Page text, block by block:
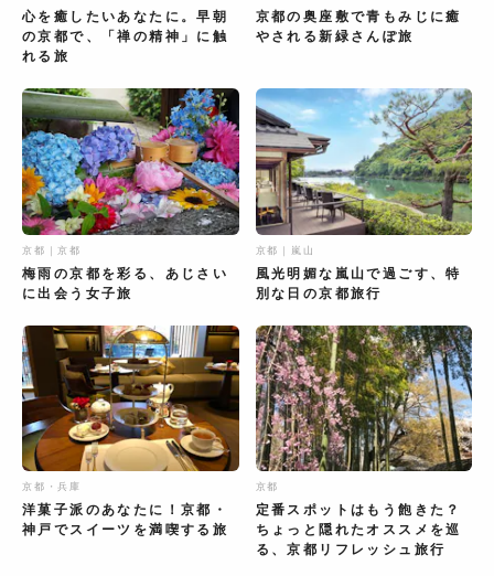
心を癒したいあなたに。早朝
の京都で、「禅の精神」に触
れる旅
京都の奥座敷で青もみじに癒
やされる新緑さんぽ旅
京都｜京都
梅雨の京都を彩る、あじさい
に出会う女子旅
京都｜嵐山
風光明媚な嵐山で過ごす、特
別な日の京都旅行
京都・兵庫
洋菓子派のあなたに！京都・
神戸でスイーツを満喫する旅
京都
定番スポットはもう飽きた？
ちょっと隠れたオススメを巡
る、京都リフレッシュ旅行